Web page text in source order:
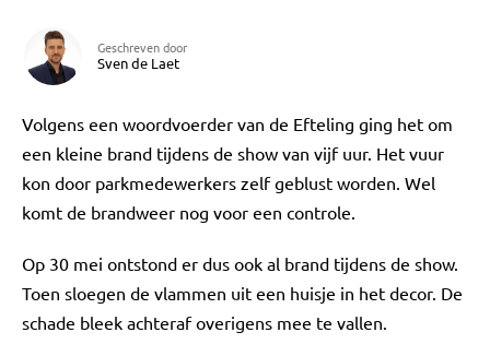
Geschreven door
Sven de Laet
Volgens een woordvoerder van de Efteling ging het om
een kleine brand tijdens de show van vijf uur. Het vuur
kon door parkmedewerkers zelf geblust worden. Wel
komt de brandweer nog voor een controle.
Op 30 mei ontstond er dus ook al brand tijdens de show.
Toen sloegen de vlammen uit een huisje in het decor. De
schade bleek achteraf overigens mee te vallen.